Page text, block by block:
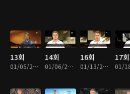
13회
01/05/2016 • 7분
14회
01/06/2016 • 8분
16회
01/13/2016 • 7분
17회